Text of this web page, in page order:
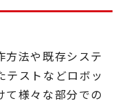
方法や既存システ
テストなどロボッ
て様々な部分での